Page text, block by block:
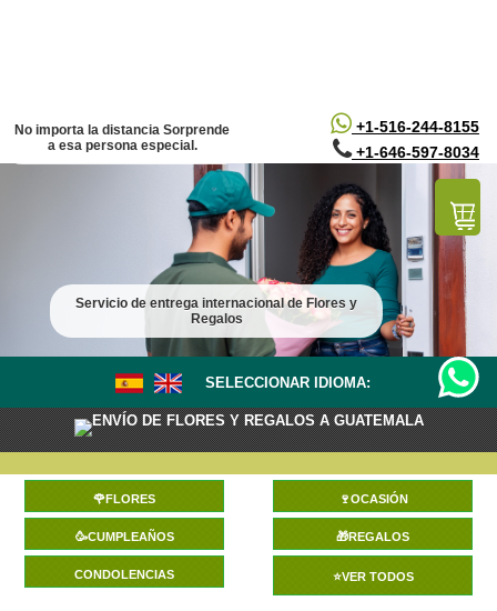
+1-516-244-8155
+1-646-597-8034
No importa la distancia Sorprende
a esa persona especial.
Servicio de entrega internacional de Flores y
Regalos
SELECCIONAR IDIOMA:
ENVÍO DE FLORES Y REGALOS A GUATEMALA
🌹FLORES 🍷OCASIÓN
🥳CUMPLEAÑOS 🎁REGALOS
CONDOLENCIAS ⭐VER TODOS